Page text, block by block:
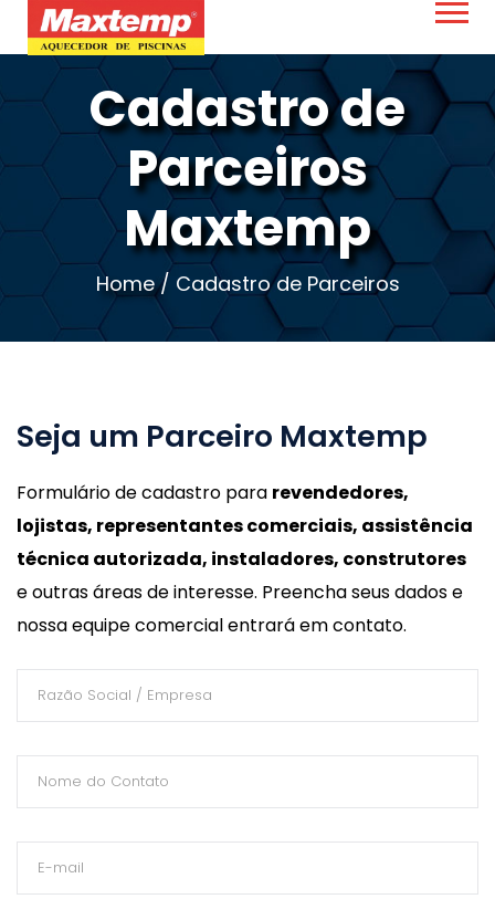
Cadastro de
Parceiros
Maxtemp
Home/ Cadastro de Parceiros
Seja um Parceiro Maxtemp
Formulário de cadastro para revendedores,
lojistas, representantes comerciais, assistência
técnica autorizada, instaladores, construtores
e outras áreas de interesse. Preencha seus dados e
nossa equipe comercial entrará em contato.